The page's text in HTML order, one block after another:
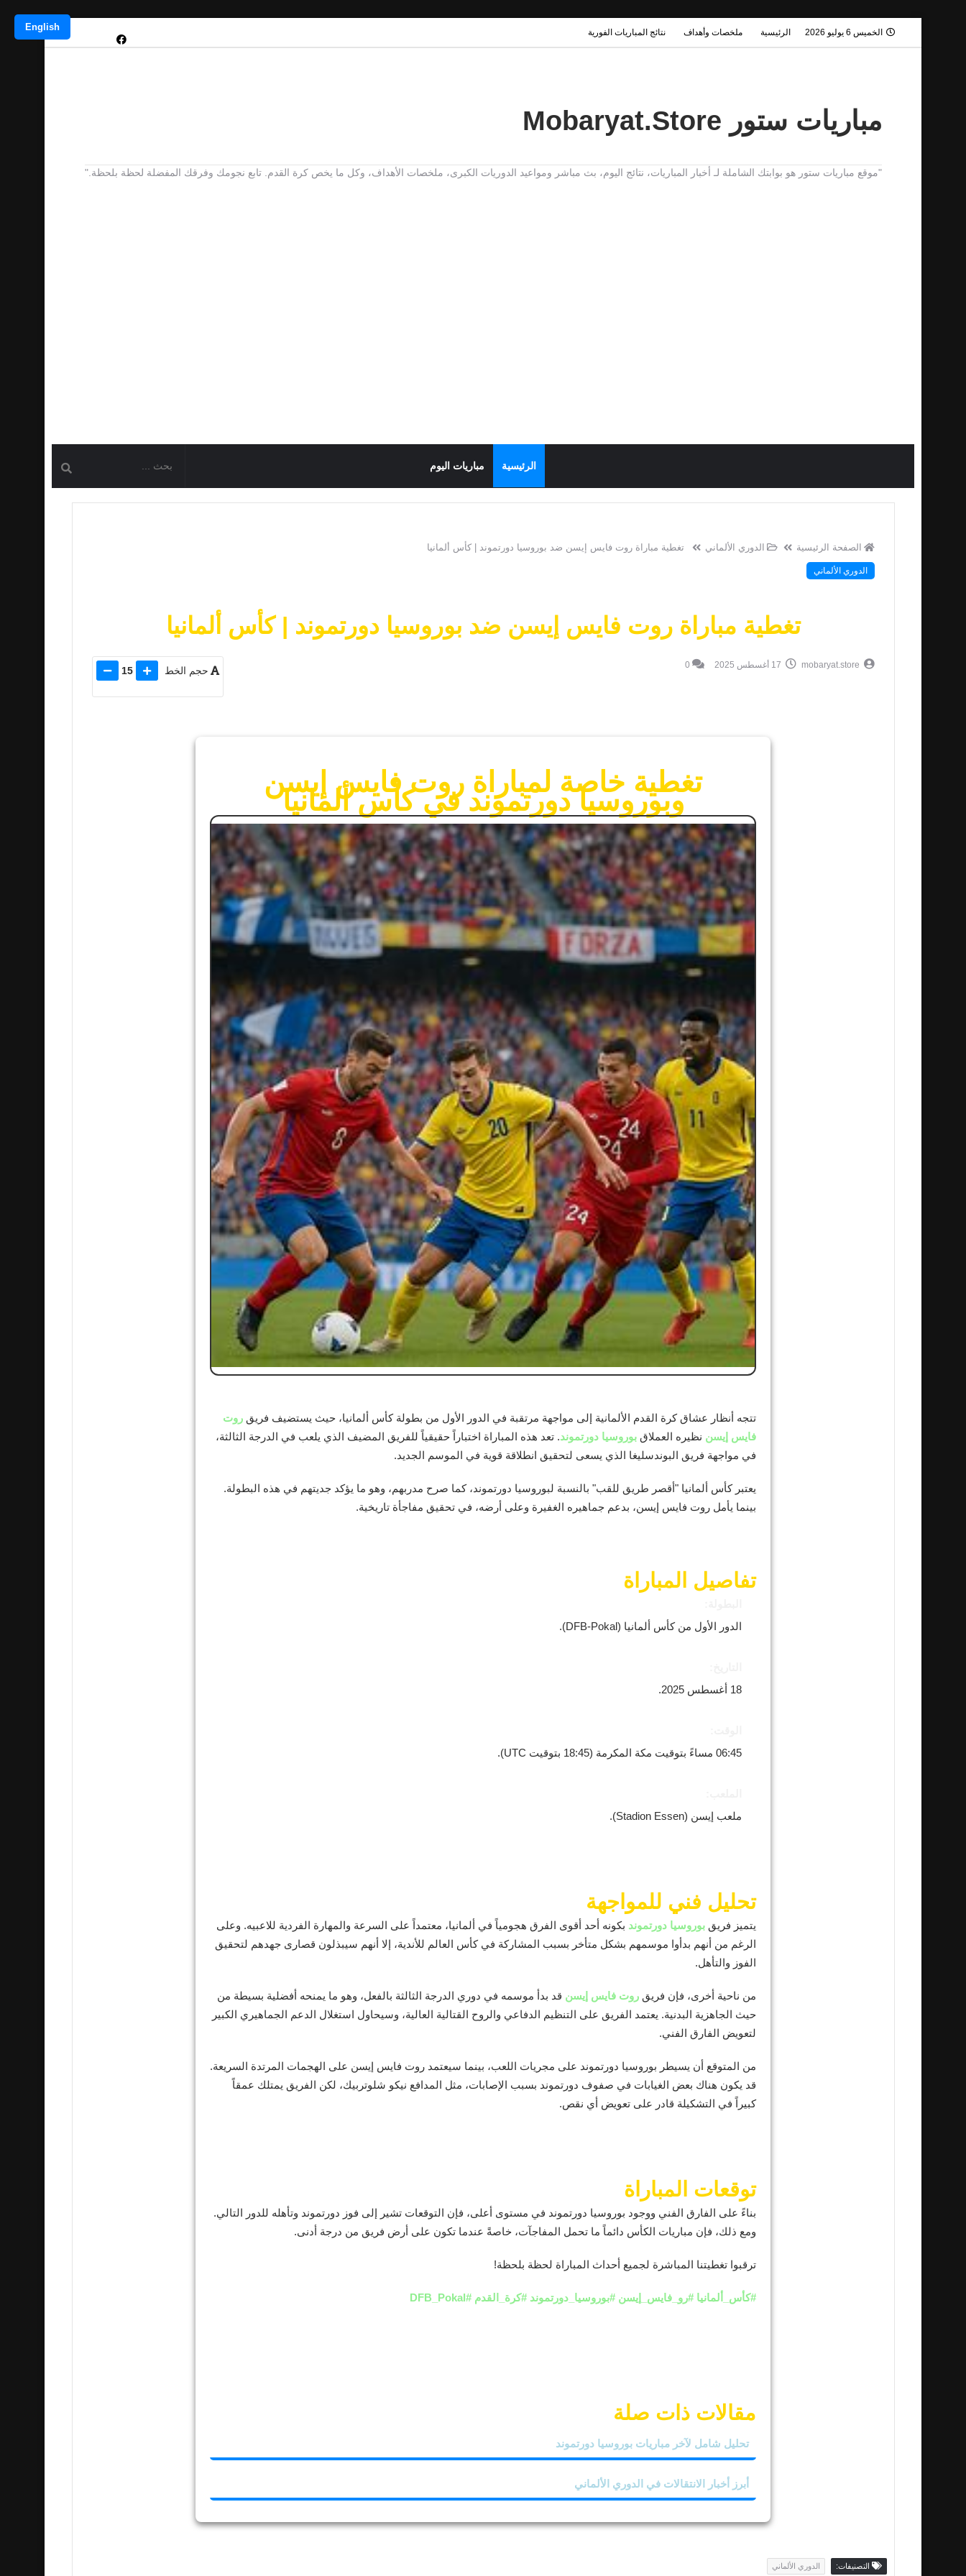
الخميس 6 يوليو 2026 الرئيسية ملخصات وأهداف نتائج المباريات الفورية
مباريات ستور Mobaryat.Store
"موقع مباريات ستور هو بوابتك الشاملة لـ أخبار المباريات، نتائج اليوم، بث مباشر ومواعيد الدوريات الكبرى، ملخصات الأهداف، وكل ما يخص كرة القدم. تابع نجومك وفرقك المفضلة لحظة بلحظة."
الرئيسية مباريات اليوم
الصفحة الرئيسية الدوري الألماني تغطية مباراة روت فايس إيسن ضد بوروسيا دورتموند | كأس ألمانيا
الدوري الألماني
تغطية مباراة روت فايس إيسن ضد بوروسيا دورتموند | كأس ألمانيا
mobaryat.store
0 حجم الخط 15
English
تغطية خاصة لمباراة روت فايس إيسن
وبوروسيا دورتموند في كأس ألمانيا
تتجه أنظار عشاق كرة القدم الألمانية إلى مواجهة مرتقبة في الدور الأول من بطولة كأس ألمانيا، حيث يستضيف فريق روت
فايس إيسن نظيره العملاق بوروسيا دورتموند. تعد هذه المباراة اختباراً حقيقياً للفريق المضيف الذي يلعب في الدرجة الثالثة،
في مواجهة فريق البوندسليغا الذي يسعى لتحقيق انطلاقة قوية في الموسم الجديد.
يعتبر كأس ألمانيا "أقصر طريق للقب" بالنسبة لبوروسيا دورتموند، كما صرح مدربهم، وهو ما يؤكد جديتهم في هذه البطولة.
بينما يأمل روت فايس إيسن، بدعم جماهيره الغفيرة وعلى أرضه، في تحقيق مفاجأة تاريخية.
تفاصيل المباراة
الدور الأول من كأس ألمانيا (DFB-Pokal).
18 أغسطس 2025.
06:45 مساءً بتوقيت مكة المكرمة (18:45 بتوقيت UTC).
ملعب إيسن (Stadion Essen).
تحليل فني للمواجهة
يتميز فريق بوروسيا دورتموند بكونه أحد أقوى الفرق هجومياً في ألمانيا، معتمداً على السرعة والمهارة الفردية للاعبيه. وعلى
الرغم من أنهم بدأوا موسمهم بشكل متأخر بسبب المشاركة في كأس العالم للأندية، إلا أنهم سيبذلون قصارى جهدهم لتحقيق
الفوز والتأهل.
من ناحية أخرى، فإن فريق روت فايس إيسن قد بدأ موسمه في دوري الدرجة الثالثة بالفعل، وهو ما يمنحه أفضلية بسيطة من
حيث الجاهزية البدنية. يعتمد الفريق على التنظيم الدفاعي والروح القتالية العالية، وسيحاول استغلال الدعم الجماهيري الكبير
لتعويض الفارق الفني.
من المتوقع أن يسيطر بوروسيا دورتموند على مجريات اللعب، بينما سيعتمد روت فايس إيسن على الهجمات المرتدة السريعة.
قد يكون هناك بعض الغيابات في صفوف دورتموند بسبب الإصابات، مثل المدافع نيكو شلوتربيك، لكن الفريق يمتلك عمقاً
كبيراً في التشكيلة قادر على تعويض أي نقص.
توقعات المباراة
بناءً على الفارق الفني ووجود بوروسيا دورتموند في مستوى أعلى، فإن التوقعات تشير إلى فوز دورتموند وتأهله للدور التالي.
ومع ذلك، فإن مباريات الكأس دائماً ما تحمل المفاجآت، خاصةً عندما تكون على أرض فريق من درجة أدنى.
ترقبوا تغطيتنا المباشرة لجميع أحداث المباراة لحظة بلحظة!
#كأس_ألمانيا #رو_فايس_إيسن #بوروسيا_دورتموند #كرة_القدم #DFB_Pokal
مقالات ذات صلة
تحليل شامل لآخر مباريات بوروسيا دورتموند
أبرز أخبار الانتقالات في الدوري الألماني
التصنيفات: الدوري الألماني